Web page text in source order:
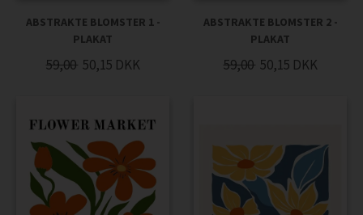
ABSTRAKTE BLOMSTER 1 -
PLAKAT
59,00 50,15 DKK
ABSTRAKTE BLOMSTER 2 -
PLAKAT
59,00 50,15 DKK